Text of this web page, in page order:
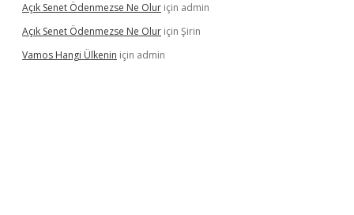
Açık Senet Ödenmezse Ne Olur için admin
Açık Senet Ödenmezse Ne Olur için Şirin
Vamos Hangi Ülkenin için admin